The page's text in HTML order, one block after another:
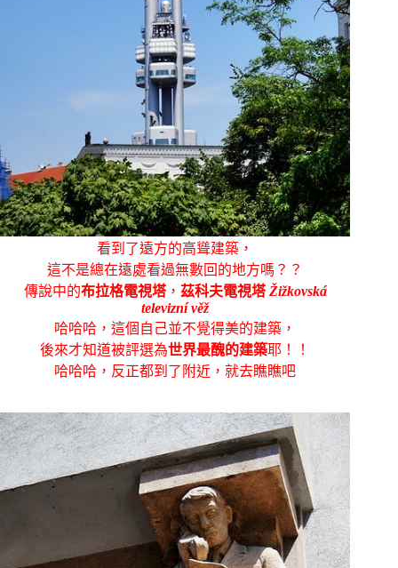
看到了遠方的高聳建築，
這不是總在遠處看過無數回的地方嗎？？
傳說中的布拉格電視塔， 茲科夫電視塔 Žižkovská
televizní věž
哈哈哈，這個自己並不覺得美的建築，
後來才知道被評選為世界最醜的建築耶！！
哈哈哈，反正都到了附近，就去瞧瞧吧